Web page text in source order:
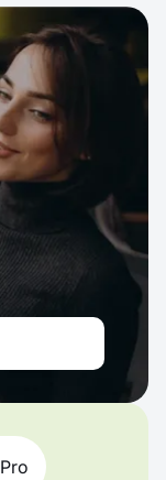
תוכניות Pro